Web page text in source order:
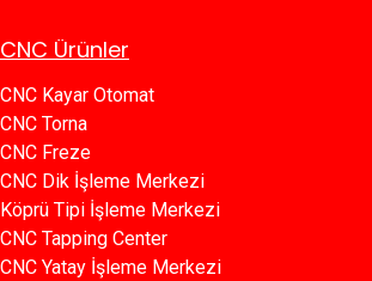
CNC Ürünler
CNC Kayar Otomat
CNC Torna
CNC Freze
CNC Dik İşleme Merkezi
Köprü Tipi İşleme Merkezi
C​​NC Tapping Center
CNC Yatay İşleme Merkezi